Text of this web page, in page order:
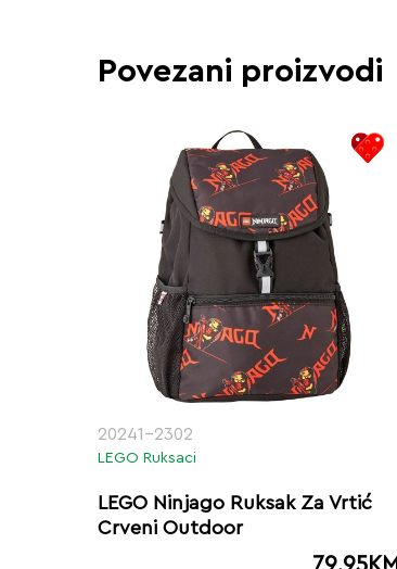
Povezani proizvodi
20241-2302
LEGO Ruksaci
LEGO Ninjago Ruksak Za Vrtić
Crveni Outdoor